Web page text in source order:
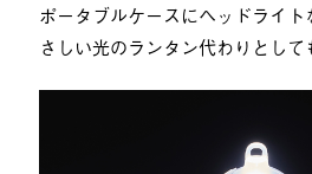
ポータブルケースにヘッドライ
さしい光のランタン代わりとして